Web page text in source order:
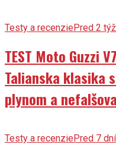
Testy a recenziePred 2
TEST Moto Guzzi
Talianska klasika
plynom a
Testy a recenziePred 7 dní